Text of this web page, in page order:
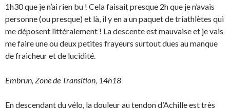
1h30 que je n’ai rien bu ! Cela faisait presque 2h que je n’avais
personne (ou presque) et là, il y en a un paquet de triathlètes qui
me déposent littéralement ! La descente est mauvaise et je vais
me faire une ou deux petites frayeurs surtout dues au manque
de fraicheur et de lucidité.
Embrun, Zone de Transition, 14h18
En descendant du vélo, la douleur au tendon d’Achille est très